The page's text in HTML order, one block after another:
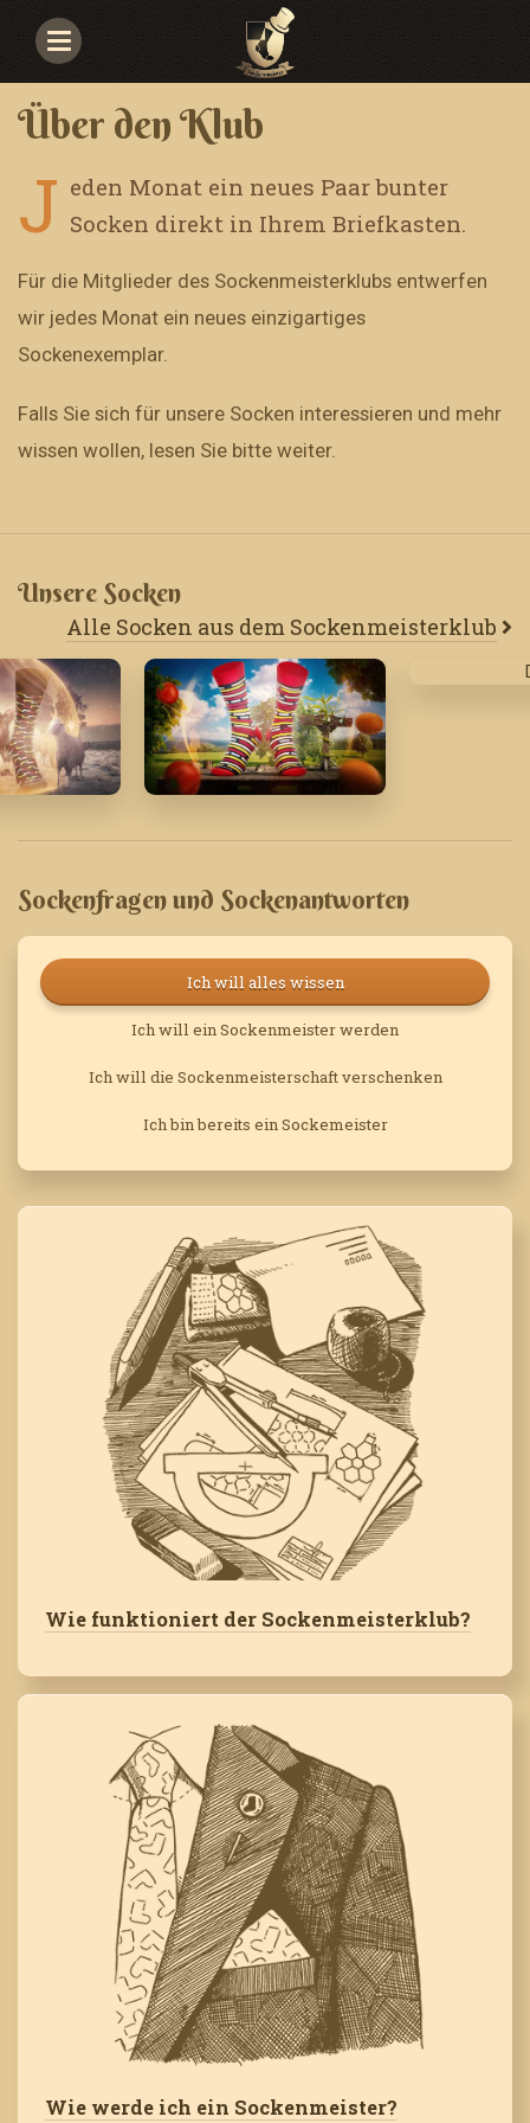
Navigace
Über den Klub
J eden Monat ein neues Paar bunter
Socken direkt in Ihrem Briefkasten.
Für die Mitglieder des Sockenmeisterklubs entwerfen
wir jedes Monat ein neues einzigartiges
Sockenexemplar.
Falls Sie sich für unsere Socken interessieren und mehr
wissen wollen, lesen Sie bitte weiter.
Unsere Socken
Alle Socken aus dem Sockenmeisterklub
Sockenfragen und Sockenantworten
Ich will alles wissen
Ich will ein Sockenmeister werden
Ich will die Sockenmeisterschaft verschenken
Ich bin bereits ein Sockemeister
Wie funktioniert der Sockenmeisterklub?
Wie werde ich ein Sockenmeister?